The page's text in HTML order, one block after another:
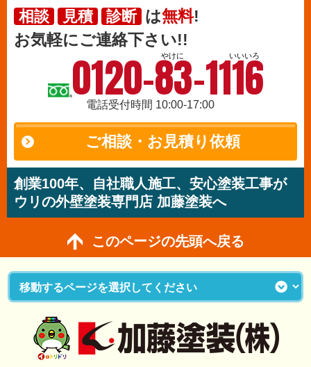
相談 見積 診断 は無料!
お気軽にご連絡下さい!!
やけに いいいろ
0120-83-1116
電話受付時間 10:00-17:00
ご相談・お見積り依頼
創業100年、自社職人施工、安心塗装工事が
ウリの外壁塗装専門店 加藤塗装へ
このページの先頭へ戻る